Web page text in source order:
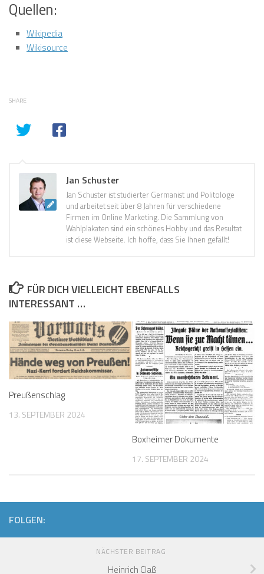
Quellen:
Wikipedia
Wikisource
SHARE
Jan Schuster
Jan Schuster ist studierter Germanist und Politologe
und arbeitet seit über 8 Jahren für verschiedene
Firmen im Online Marketing. Die Sammlung von
Wahlplakaten sind ein schönes Hobby und das Resultat
ist diese Webseite. Ich hoffe, dass Sie Ihnen gefällt!
FÜR DICH VIELLEICHT EBENFALLS
INTERESSANT …
Preußenschlag
13. SEPTEMBER 2024
Boxheimer Dokumente
17. SEPTEMBER 2024
FOLGEN:
NÄCHSTER BEITRAG
Heinrich Claß